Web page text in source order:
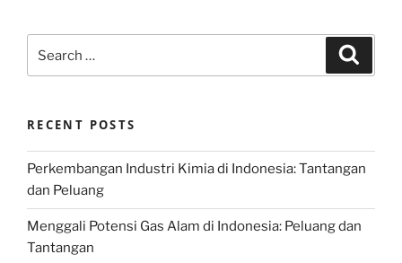
for:
RECENT POSTS
Perkembangan Industri Kimia di Indonesia: Tantangan
dan Peluang
Menggali Potensi Gas Alam di Indonesia: Peluang dan
Tantangan